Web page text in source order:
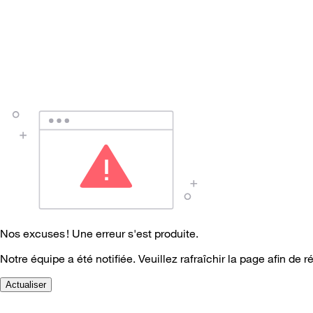
Nos excuses ! Une erreur s'est produite.
Notre équipe a été notifiée. Veuillez rafraîchir la page afin de
Actualiser